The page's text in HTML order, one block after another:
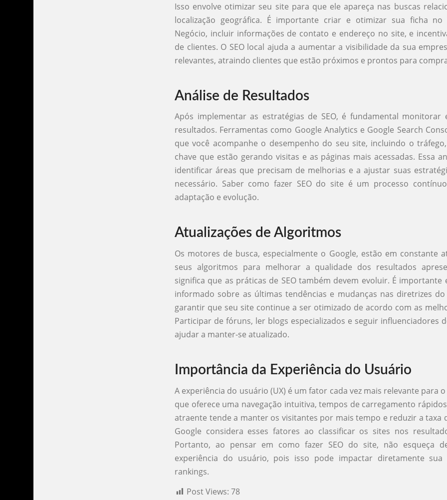
Isso envolve otimizar seu site para que ele apareça nas buscas
localização geográfica. É importante criar e otimizar sua ficha no
Negócio, incluir informações de contato e endereço no site, e
de clientes. O SEO local ajuda a aumentar a visibilidade da sua
relevantes, atraindo clientes que estão próximos e prontos para
Análise de Resultados
Após implementar as estratégias de SEO, é fundamental monitorar
resultados. Ferramentas como Google Analytics e Google Search
que você acompanhe o desempenho do seu site, incluindo o
chave que estão gerando visitas e as páginas mais acessadas. Essa
identificar áreas que precisam de melhorias e a ajustar suas
necessário. Saber como fazer SEO do site é um processo
adaptação e evolução.
Atualizações de Algoritmos
Os motores de busca, especialmente o Google, estão em constante
seus algoritmos para melhorar a qualidade dos resultados
significa que as práticas de SEO também devem evoluir. É importante
informado sobre as últimas tendências e mudanças nas diretrizes
garantir que seu site continue a ser otimizado de acordo com as
Participar de fóruns, ler blogs especializados e seguir influenciadores
ajudar a manter-se atualizado.
Importância da Experiência do Usuário
A experiência do usuário (UX) é um fator cada vez mais relevante para o
que oferece uma navegação intuitiva, tempos de carregamento
atraente tende a manter os visitantes por mais tempo e reduzir a taxa
Google considera esses fatores ao classificar os sites nos
Portanto, ao pensar em como fazer SEO do site, não esqueça
experiência do usuário, pois isso pode impactar diretamente sua
rankings.
Post Views: 78